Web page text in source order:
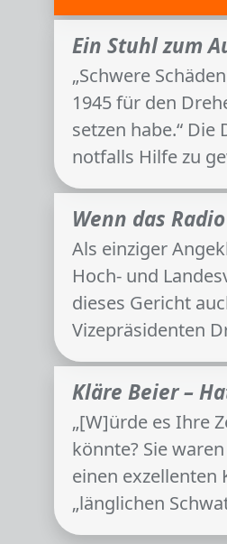
Ein Stuhl zum
„Schwere
1945 für den
setzen habe.“
notfalls Hilfe zu
Wenn das
Als einziger
Hoch- und
dieses Gericht
Vizepräsidenten
Kläre Beier –
„[W]ürde es Ihre
könnte? Sie
einen exzellenten
„länglichen